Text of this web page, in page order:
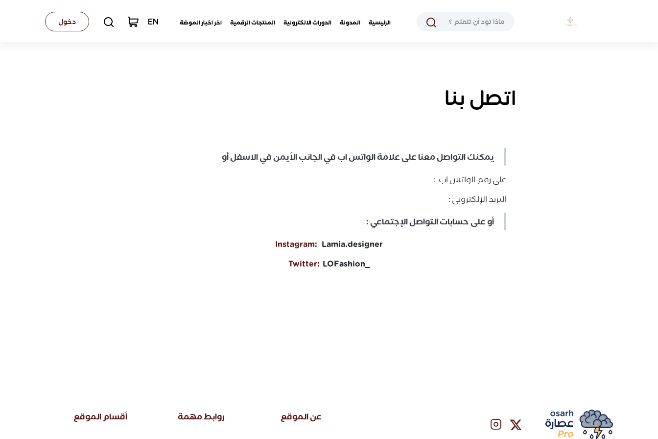
الرئيسية المدونة الدورات الالكترونية المنتجات الرقمية اخر اخبار الموضة EN دخول
اتصل بنا
يمكنك التواصل معنا على علامة الواتس اب في الجانب الأيمن في الاسفل أو
على رقم الواتس اب :
البريد الإلكتروني :
أو على حسابات التواصل الإجتماعي :
Instagram: Lamia.designer
_
Twitter: LOFashion
عن الموقع روابط مهمة أقسام الموقع